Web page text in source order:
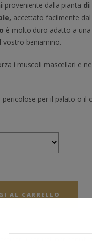
proveniente dalla pianta di
accettato facilmente dal
è molto duro adatto a
vostro beniamino.
i muscoli mascellari e
pericolose per il palato o il
AL CARRELLO